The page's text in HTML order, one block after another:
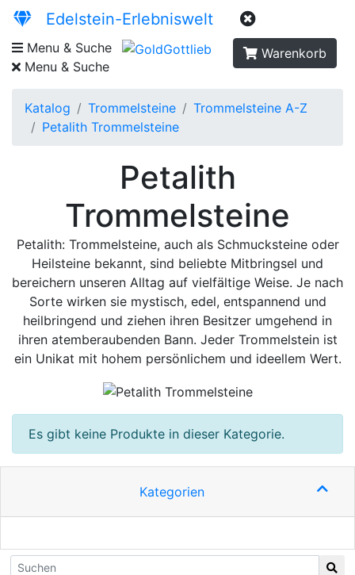
Edelstein-Erlebniswelt
Menu & Suche
Menu & Suche
Warenkorb
Katalog Trommelsteine
Trommelsteine A-Z
Petalith Trommelsteine
Petalith
Trommelsteine
Petalith: Trommelsteine, auch als Schmucksteine oder
Heilsteine bekannt, sind beliebte Mitbringsel und
bereichern unseren Alltag auf vielfältige Weise. Je nach
Sorte wirken sie mystisch, edel, entspannend und
heilbringend und ziehen ihren Besitzer umgehend in
ihren atemberaubenden Bann. Jeder Trommelstein ist
ein Unikat mit hohem persönlichem und ideellem Wert.
Es gibt keine Produkte in dieser Kategorie.
Kategorien